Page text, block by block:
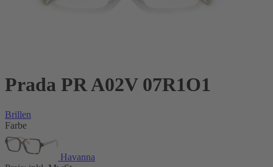
Prada PR A02V 07R1O1
Brillen
Farbe
Havanna